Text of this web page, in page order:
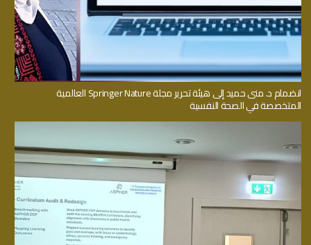
انضمام د. منى حميد إلى هيئة تحرير مجلة Springer Nature العالمية
المتخصصة في الصحة النفسية